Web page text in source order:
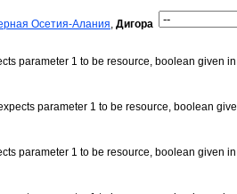
Осетия-Алания, Дигора
parameter 1 to be resource, boolean given in
parameter 1 to be resource, boolean
parameter 1 to be resource, boolean given in